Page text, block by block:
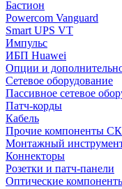
Бастион
Powercom Vanguard
Smart UPS VT
Импульс
ИБП Huawei
Опции и
Сетевое оборудование
Пассивное сетевое
Патч-корды
Кабель
Прочие компоненты
Монтажный
Коннекторы
Розетки и патч-панели
Оптические